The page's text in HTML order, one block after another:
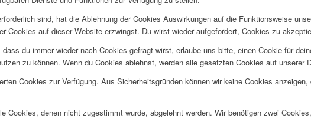
sind, hat die Ablehnung der Cookies Auswirkungen auf die Funktionsweise
Cookies auf dieser Website erzwingst. Du wirst wieder aufgefordert, Cookies zu
du immer wieder nach Cookies gefragt wirst, erlaube uns bitte, einen Cookie für
zu können. Wenn du Cookies ablehnst, werden alle gesetzten Cookies auf unserer
Cookies zur Verfügung. Aus Sicherheitsgründen können wir keine Cookies
Cookies, denen nicht zugestimmt wurde, abgelehnt werden. Wir benötigen zwei